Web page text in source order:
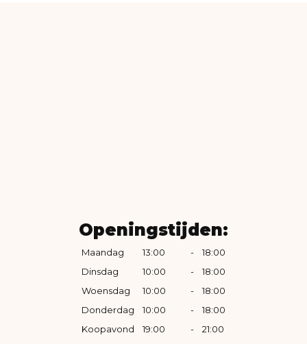
Openingstijden:
Maandag 13:00 -
18:00
Dinsdag
10:00 -
18:00
Woensdag
10:00 -
18:00
Donderdag
10:00 -
18:00
Koopavond
19:00 -
21:00